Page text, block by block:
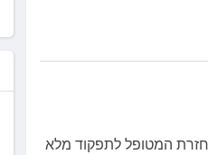
המטופל לתפקוד מלא